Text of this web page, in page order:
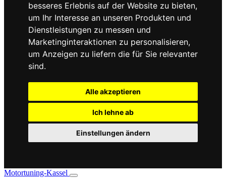
besseres Erlebnis auf der Website zu bieten,
um Ihr Interesse an unseren Produkten und
Dienstleistungen zu messen und
Marketinginteraktionen zu personalisieren,
um Anzeigen zu liefern die für Sie relevanter
sind.
Alle akzeptieren
Ich lehne ab
Einstellungen ändern
Motortuning-Kassel